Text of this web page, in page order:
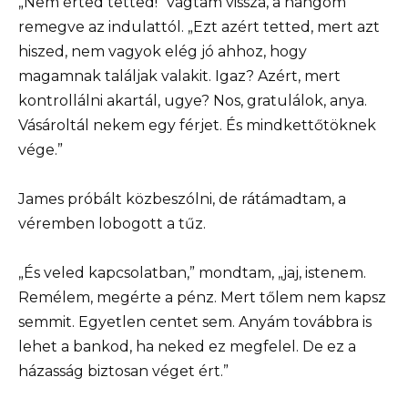
remegve az indulattól. „Ezt azért tetted, mert azt
hiszed, nem vagyok elég jó ahhoz, hogy
magamnak találjak valakit. Igaz? Azért, mert
kontrollálni akartál, ugye? Nos, gratulálok, anya.
Vásároltál nekem egy férjet. És mindkettőtöknek
vége.”
James próbált közbeszólni, de rátámadtam, a
véremben lobogott a tűz.
„És veled kapcsolatban,” mondtam, „jaj, istenem.
Remélem, megérte a pénz. Mert tőlem nem kapsz
semmit. Egyetlen centet sem. Anyám továbbra is
lehet a bankod, ha neked ez megfelel. De ez a
házasság biztosan véget ért.”